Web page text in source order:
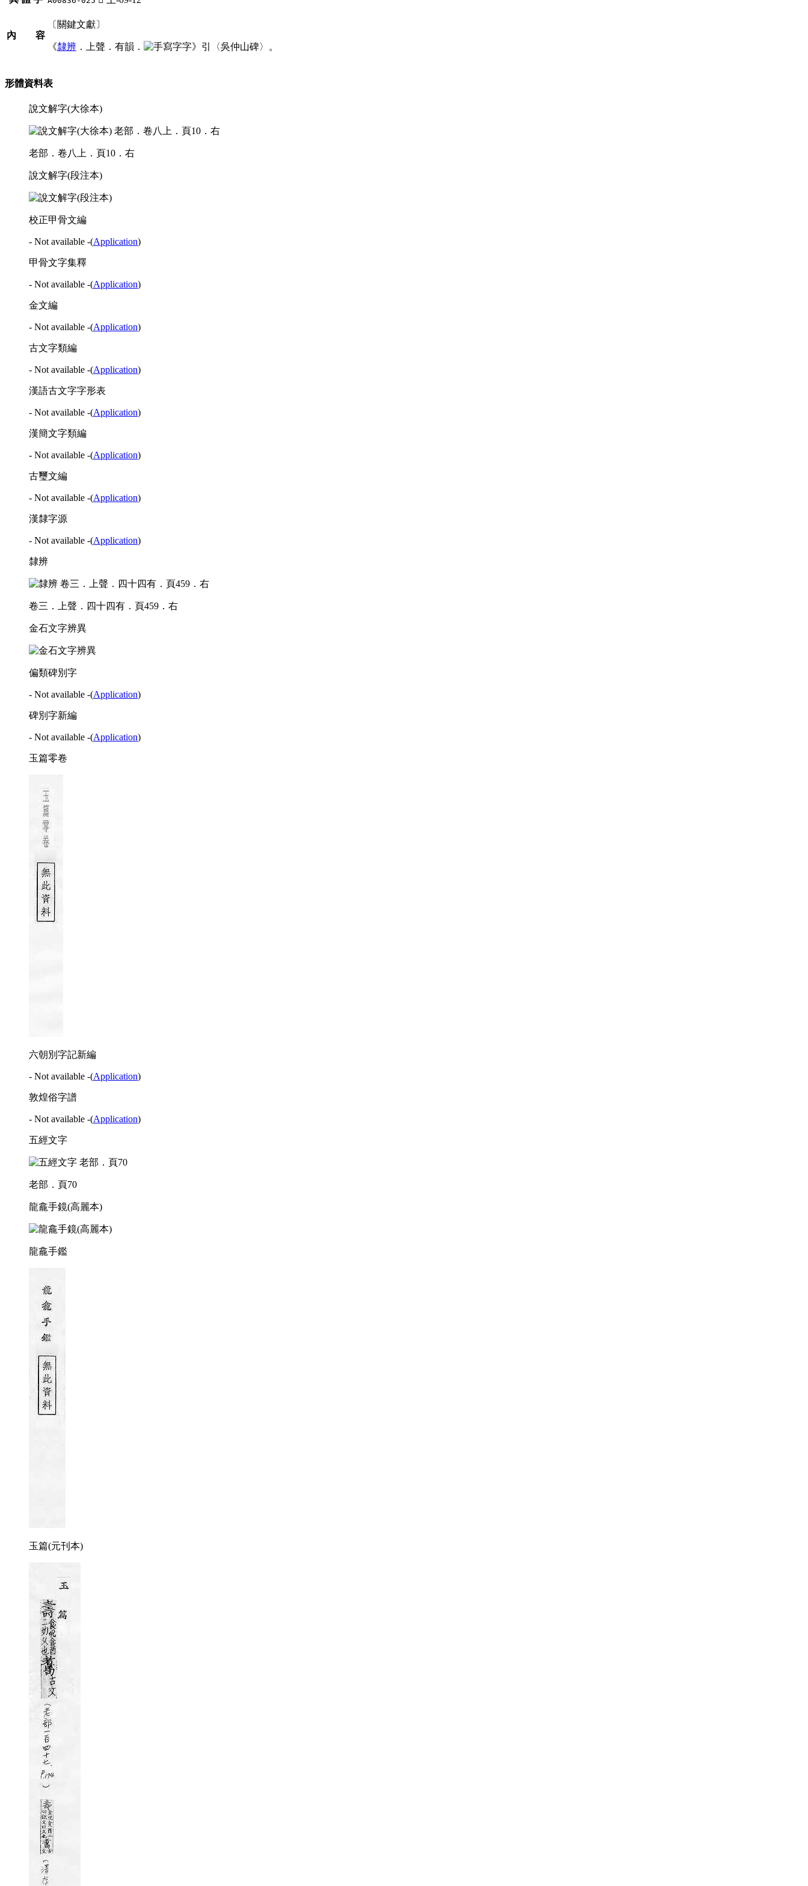
內 容
〔關鍵文獻〕
《隸辨 ．上聲．有韻． 字》引〈吳仲山碑〉。
形體資料表
說文解字(大徐本)
老部．卷八上．頁10．右
說文解字(段注本)
校正甲骨文編
- Not available -(Application)
甲骨文字集釋
- Not available -(Application)
金文編
- Not available -(Application)
古文字類編
- Not available -(Application)
漢語古文字字形表
- Not available -(Application)
漢簡文字類編
- Not available -(Application)
古璽文編
- Not available -(Application)
漢隸字源
- Not available -(Application)
隸辨
卷三．上聲．四十四有．頁459．右
金石文字辨異
偏類碑別字
- Not available -(Application)
碑別字新編
- Not available -(Application)
玉篇零卷
六朝別字記新編
- Not available -(Application)
敦煌俗字譜
- Not available -(Application)
五經文字
老部．頁70
龍龕手鏡(高麗本)
龍龕手鑑
玉篇(元刊本)